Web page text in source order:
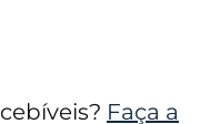
Faça a